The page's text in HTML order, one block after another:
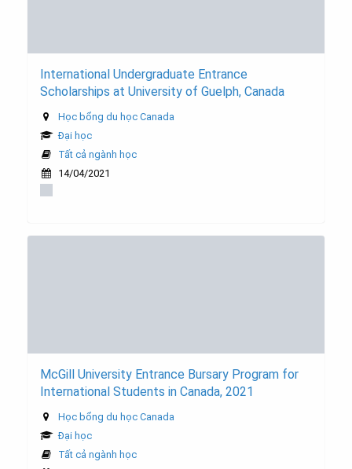
International Undergraduate Entrance
Scholarships at University of Guelph, Canada
Học bổng du học Canada
Đại học
Tất cả ngành học
14/04/2021
McGill University Entrance Bursary Program for
International Students in Canada, 2021
Học bổng du học Canada
Đại học
Tất cả ngành học